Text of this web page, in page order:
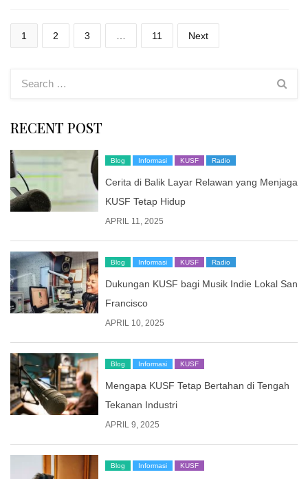
Posts
pagination
1 2 3 … 11 Next
RECENT POST
Blog Informasi KUSF Radio
Cerita di Balik Layar Relawan yang Menjaga
KUSF Tetap Hidup
APRIL 11, 2025
Blog Informasi KUSF Radio
Dukungan KUSF bagi Musik Indie Lokal San
Francisco
APRIL 10, 2025
Blog Informasi KUSF
Mengapa KUSF Tetap Bertahan di Tengah
Tekanan Industri
APRIL 9, 2025
Blog Informasi KUSF